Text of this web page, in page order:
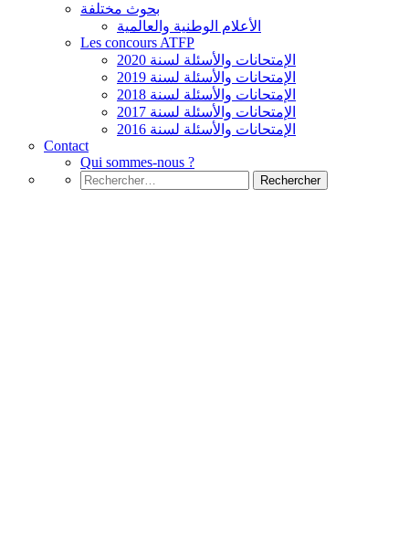
بحوث مختلفة
الأعلام الوطنية والعالمية
Les concours ATFP
الإمتحانات والأسئلة لسنة 2020
الإمتحانات والأسئلة لسنة 2019
الإمتحانات والأسئلة لسنة 2018
الإمتحانات والأسئلة لسنة 2017
الإمتحانات والأسئلة لسنة 2016
Contact
Qui sommes-nous ?
Rechercher :